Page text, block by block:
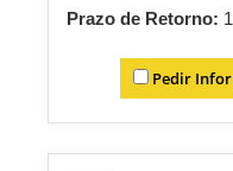
Prazo de Retorno:
Pedir